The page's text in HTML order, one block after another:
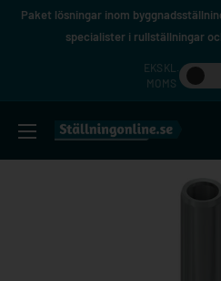
HoppaPaket lösningar inom
specialister i rullställningar
EKSKL.
MOMS
Ställningonline.se